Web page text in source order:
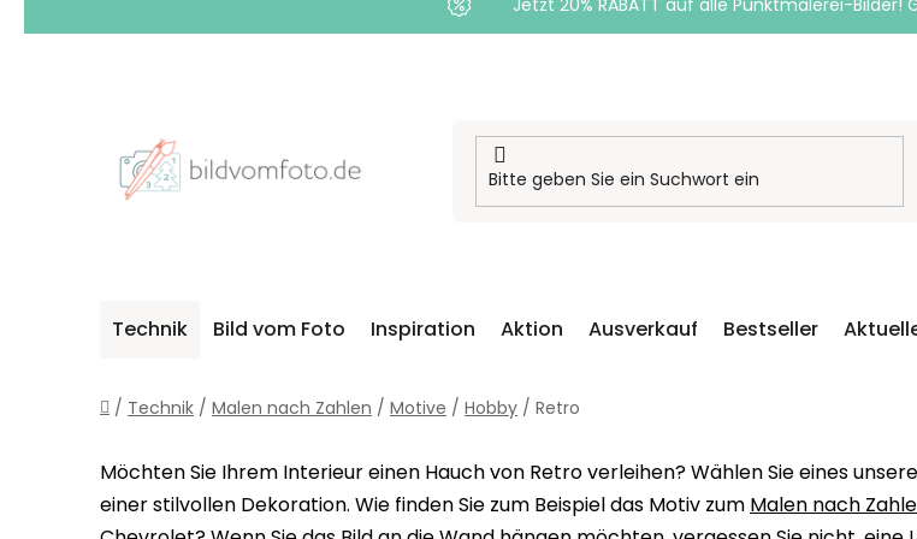
Jetzt 20% RABATT auf alle Punktmalerei-Bilder!
Technik Bild vom Foto Inspiration Aktion Ausverkauf Bestseller
Startseite
/ Technik / Malen nach Zahlen / Motive / Hobby / Retro
Möchten Sie Ihrem Interieur einen Hauch von Retro verleihen? Wählen Sie eines
einer stilvollen Dekoration. Wie finden Sie zum Beispiel das Motiv zum Malen nach